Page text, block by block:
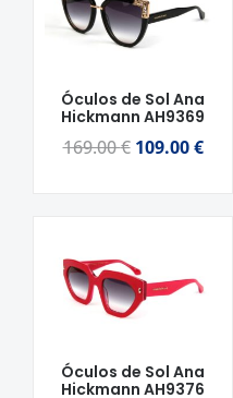
Óculos de Sol Ana
Hickmann AH9369
169.00€
original
era:
109.00€
atual
Óculos de Sol Ana
Hickmann AH9376
originalatual